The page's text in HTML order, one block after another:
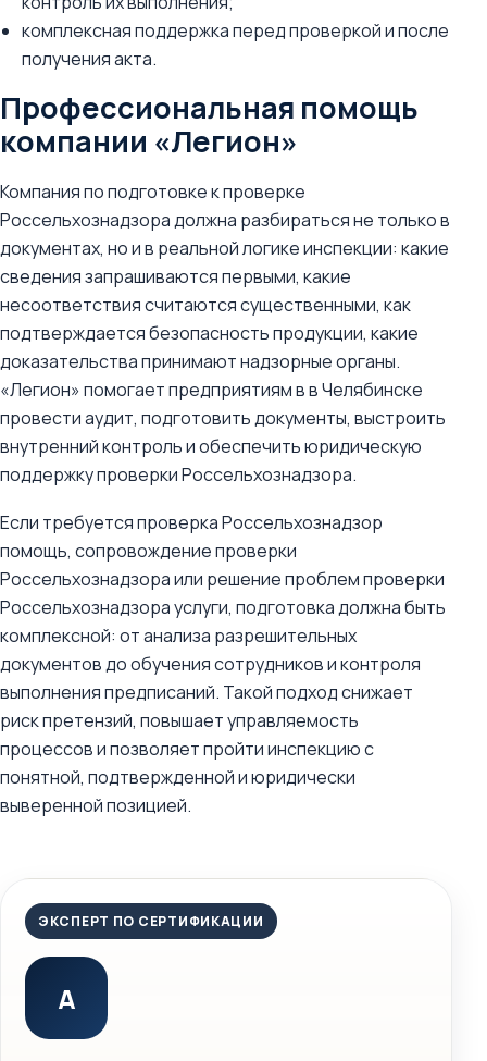
комплексная поддержка перед проверкой и после
получения акта.
Профессиональная помощь
компании «Легион»
Компания по подготовке к проверке
Россельхознадзора должна разбираться не только в
документах, но и в реальной логике инспекции: какие
сведения запрашиваются первыми, какие
несоответствия считаются существенными, как
подтверждается безопасность продукции, какие
доказательства принимают надзорные органы.
«Легион» помогает предприятиям в в Челябинске
провести аудит, подготовить документы, выстроить
внутренний контроль и обеспечить юридическую
поддержку проверки Россельхознадзора.
Если требуется проверка Россельхознадзор
помощь, сопровождение проверки
Россельхознадзора или решение проблем проверки
Россельхознадзора услуги, подготовка должна быть
комплексной: от анализа разрешительных
документов до обучения сотрудников и контроля
выполнения предписаний. Такой подход снижает
риск претензий, повышает управляемость
процессов и позволяет пройти инспекцию с
понятной, подтвержденной и юридически
выверенной позицией.
ЭКСПЕРТ ПО СЕРТИФИКАЦИИ
А